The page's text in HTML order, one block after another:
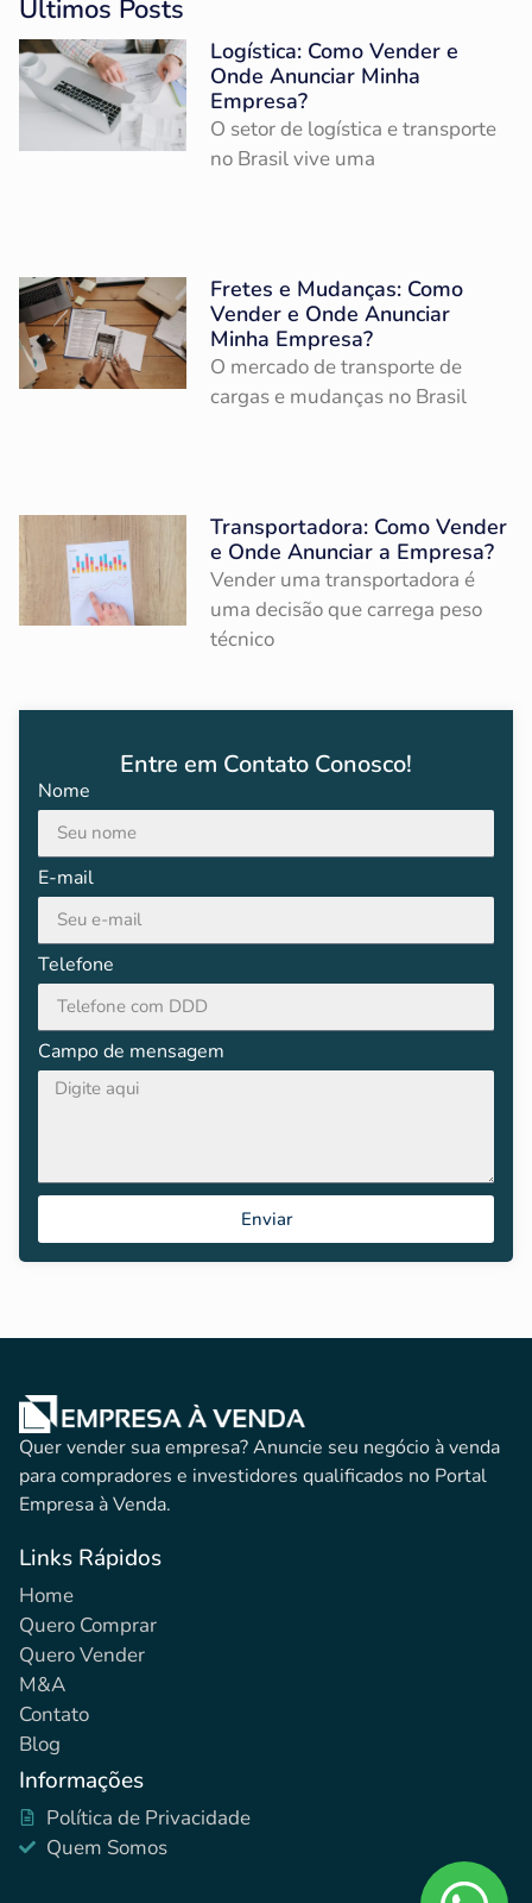
Últimos Posts
Logística: Como Vender e
Onde Anunciar Minha
Empresa?
O setor de logística e transporte
no Brasil vive uma
Fretes e Mudanças: Como
Vender e Onde Anunciar
Minha Empresa?
O mercado de transporte de
cargas e mudanças no Brasil
Transportadora: Como Vender
e Onde Anunciar a Empresa?
Vender uma transportadora é
uma decisão que carrega peso
técnico
Entre em Contato Conosco!
Nome
E-mail
Telefone
Campo de mensagem
Enviar
Quer vender sua empresa? Anuncie seu negócio à venda
para compradores e investidores qualificados no Portal
Empresa à Venda.
Links Rápidos
Home
Quero Comprar
Quero Vender
M&A
Contato
Blog
Informações
Política de Privacidade
Quem Somos